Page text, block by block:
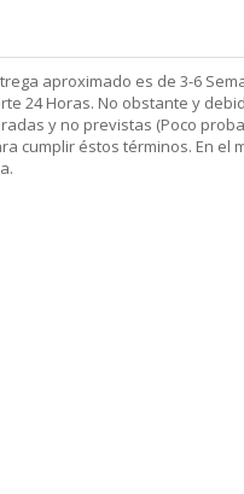
aproximado es de 3-6
24 Horas. No obstante y
y no previstas (Poco
cumplir éstos términos. En el